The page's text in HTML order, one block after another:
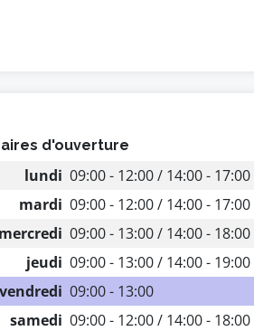
d'ouverture
lundi 09:00 - 12:00 / 14:00 - 17:00
mardi 09:00 - 12:00 / 14:00 - 17:00
mercredi 09:00 - 13:00 / 14:00 - 18:00
jeudi 09:00 - 13:00 / 14:00 - 19:00
vendredi 09:00 - 13:00
samedi 09:00 - 12:00 / 14:00 - 18:00